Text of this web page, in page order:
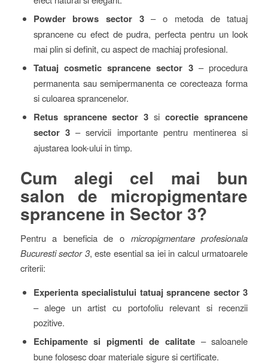
Powder brows sector 3– o metoda de tatuaj
sprancene cu efect de pudra, perfecta pentru un look
mai plin si definit, cu aspect de machiaj profesional.
Tatuaj cosmetic sprancene sector 3– procedura
permanenta sau semipermanenta ce corecteaza forma
si culoarea sprancenelor.
Retus sprancene sector 3 sicorectie sprancene
sector 3– servicii importante pentru mentinerea si
ajustarea look-ului in timp.
Cum alegi cel mai bun
salon de micropigmentare
sprancene in Sector 3?
Pentru a beneficia de o micropigmentare profesionala
Bucuresti sector 3, este esential sa iei in calcul urmatoarele
criterii:
Experienta specialistului tatuaj sprancene sector 3
– alege un artist cu portofoliu relevant si recenzii
pozitive.
Echipamente si pigmenti de calitate– saloanele
bune folosesc doar materiale sigure si certificate.